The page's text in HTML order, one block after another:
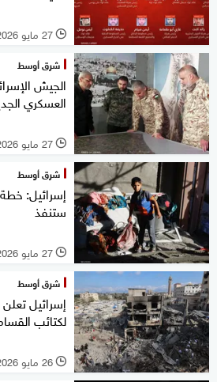
l 27 مايو 2026
شرق أوسط
الجيش
العسكري
l 27 مايو 2026
شرق أوسط
إسرائيل:
ستنفذ
l 27 مايو 2026
شرق أوسط
إسرائيل
لكتائب
l 26 مايو 2026